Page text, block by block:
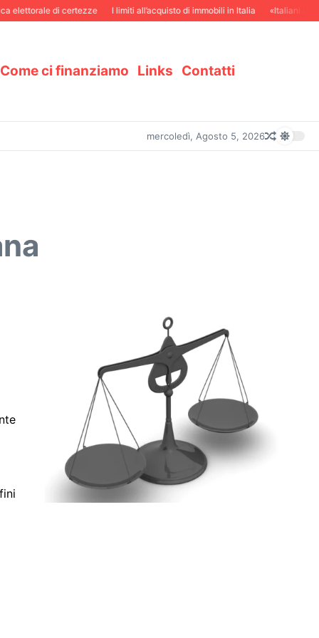
di certezze I limiti all’acquisto di immobili in Italia «Italiani in
Come ci finanziamo Links Contatti
mercoledì, Agosto 5, 2026